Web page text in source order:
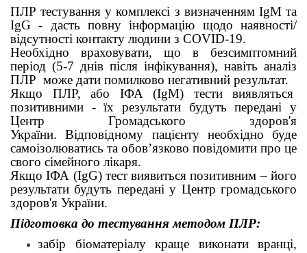
ПЛР тестування у комплексі з визначенням IgM та
IgG - дасть повну інформацію щодо наявності/
відсутності контакту людини з COVID-19.
Необхідно враховувати, що в безсимптомний
період (5-7 днів після інфікування), навіть аналіз
ПЛР може дати помилково негативний результат.
Якщо ПЛР, або ІФА (IgM) тести виявляться
позитивними - їх результати будуть передані у
Центр Громадського здоров'я
України. Відповідному пацієнту необхідно буде
самоізолюватись та обов’язково повідомити про це
свого сімейного лікаря.
Якщо ІФА (IgG) тест виявиться позитивним – його
результати будуть передані у Центр громадського
здоров'я України.
Підготовка до тестування методом ПЛР:
забір біоматеріалу краще виконати вранці,